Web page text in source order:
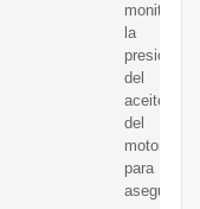
monitorear
la
presión
del
aceite
del
motor
para
asegurar